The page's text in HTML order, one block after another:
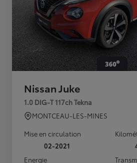
Nissan Juke
1.0 DIG-T 117ch Tekna
MONTCEAU-LES-MINES
Mise en circulation
02-2021
Energie